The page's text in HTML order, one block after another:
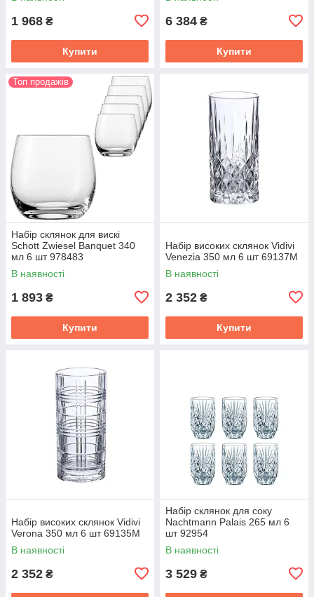
1 968 ₴
Купити
6 384 ₴
Купити
Топ продажів
Набір склянок для вискі
Schott Zwiesel Banquet 340
мл 6 шт 978483
В наявності
1 893 ₴
Купити
Набір високих склянок Vidivi
Venezia 350 мл 6 шт 69137M
В наявності
2 352 ₴
Купити
Набір високих склянок Vidivi
Verona 350 мл 6 шт 69135M
В наявності
2 352 ₴
Набір склянок для соку
Nachtmann Palais 265 мл 6
шт 92954
В наявності
3 529 ₴